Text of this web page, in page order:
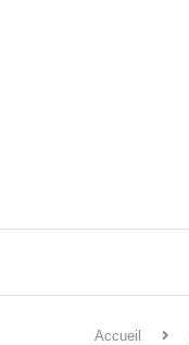
Accueil